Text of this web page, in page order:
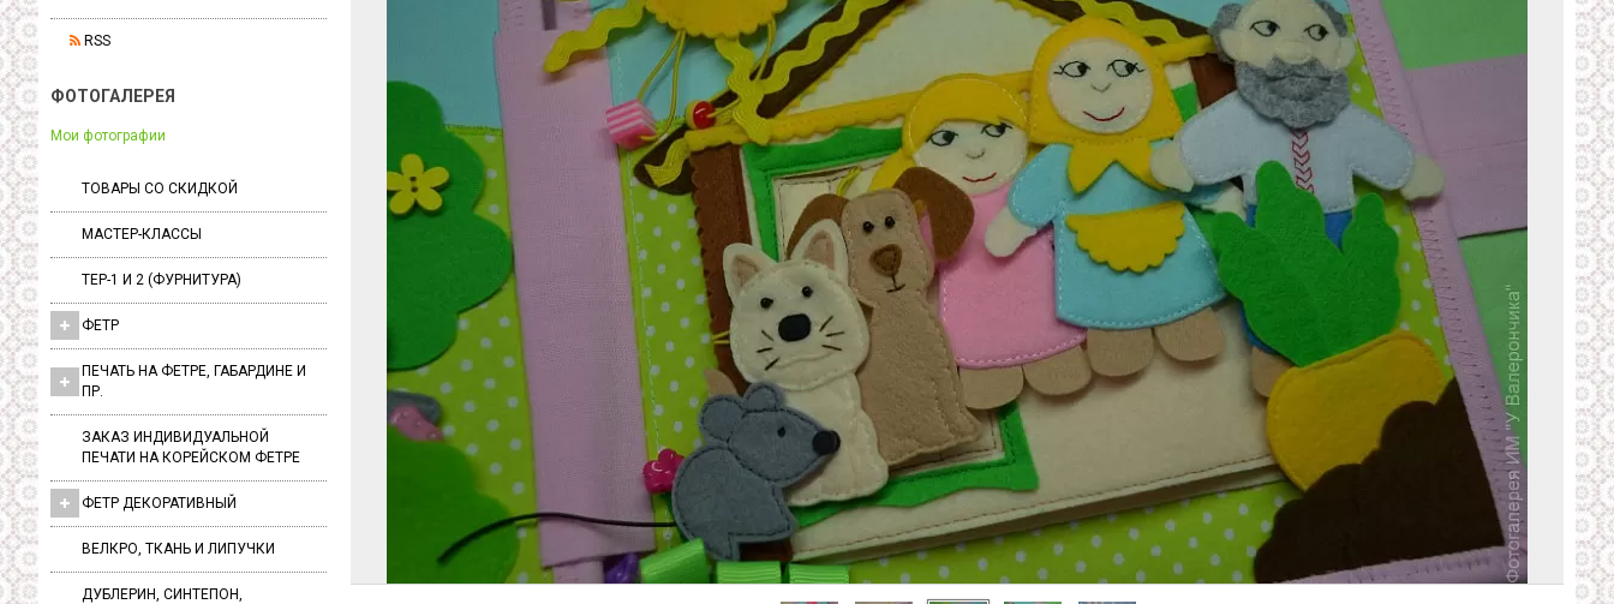
RSS
ФОТОГАЛЕРЕЯ
Мои фотографии
ТОВАРЫ СО СКИДКОЙ
МАСТЕР-КЛАССЫ
ТЕР-1 И 2 (ФУРНИТУРА)
ФЕТР
ПЕЧАТЬ НА ФЕТРЕ, ГАБАРДИНЕ И
ПР.
ЗАКАЗ ИНДИВИДУАЛЬНОЙ
ПЕЧАТИ НА КОРЕЙСКОМ ФЕТРЕ
ФЕТР ДЕКОРАТИВНЫЙ
ВЕЛКРО, ТКАНЬ И ЛИПУЧКИ
ДУБЛЕРИН, СИНТЕПОН,